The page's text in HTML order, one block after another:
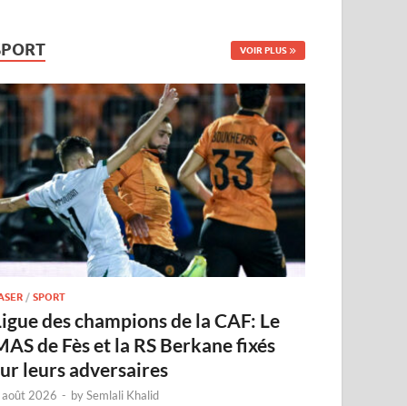
VOIR PLUS
/SPORT
des champions de la CAF: Le
de Fès et la RS Berkane fixés
leurs adversaires
2026 - bySemlali Khalid